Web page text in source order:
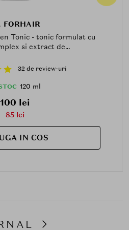
FORHAIR
Tonic - tonic formulat cu
si extract de...
32 de review-uri
120 ml
100 lei
85 lei
IN COS